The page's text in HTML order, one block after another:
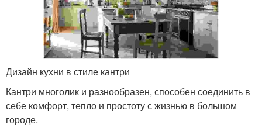
Дизайн кухни в стиле кантри
Кантри многолик и разнообразен, способен соединить в
себе комфорт, тепло и простоту с жизнью в большом
городе.